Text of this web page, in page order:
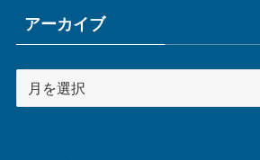
アーカイブ
ー